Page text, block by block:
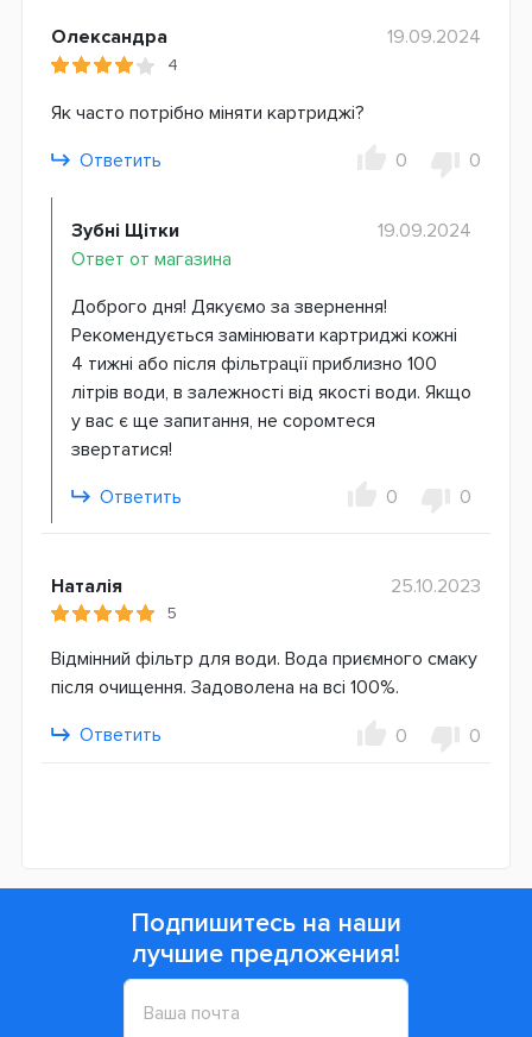
Олександра
4
19.09.2024
Як часто потрібно міняти картриджі?
Ответить
0 0
Зубні Щітки
Ответ от магазина
19.09.2024
Доброго дня! Дякуємо за звернення!
Рекомендується замінювати картриджі кожні
4 тижні або після фільтрації приблизно 100
літрів води, в залежності від якості води. Якщо
у вас є ще запитання, не соромтеся
звертатися!
Ответить
0 0
Наталія
5
25.10.2023
Відмінний фільтр для води. Вода приємного смаку
після очищення. Задоволена на всі 100%.
Ответить
0 0
Подпишитесь на наши
лучшие предложения!